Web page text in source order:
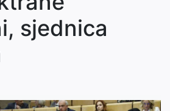
sjednica